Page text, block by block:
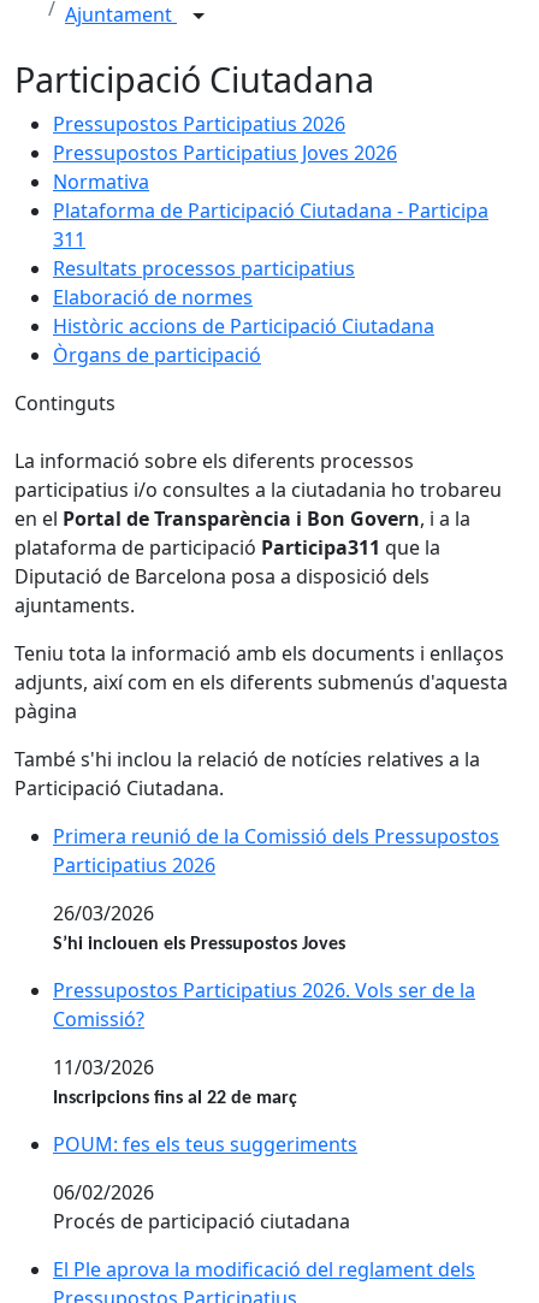
Ajuntament
Participació Ciutadana
Pressupostos Participatius 2026
Pressupostos Participatius Joves 2026
Normativa
Plataforma de Participació Ciutadana - Participa
311
Resultats processos participatius
Elaboració de normes
Històric accions de Participació Ciutadana
Òrgans de participació
Continguts
La informació sobre els diferents processos
participatius i/o consultes a la ciutadania ho trobareu
en el Portal de Transparència i Bon Govern, i a la
plataforma de participació Participa311 que la
Diputació de Barcelona posa a disposició dels
ajuntaments.
Teniu tota la informació amb els documents i enllaços
adjunts, així com en els diferents submenús d'aquesta
pàgina
També s'hi inclou la relació de notícies relatives a la
Participació Ciutadana.
Primera reunió de la Comissió dels Pressupostos
Primera reunió de la Comissió dels Pressupostos
Participatius 2026
26/03/2026
S’hi inclouen els Pressupostos Joves
Pressupostos Participatius 2026. Vols ser de la
Pressupostos Participatius 2026. Vols ser de la
Comissió?
11/03/2026
Inscripcions fins al 22 de març
POUM: fes els teus suggeriments
POUM: fes els teus suggeriments
06/02/2026
Procés de participació ciutadana
El Ple aprova la modificació del reglament dels
El Ple aprova la modificació del reglament dels